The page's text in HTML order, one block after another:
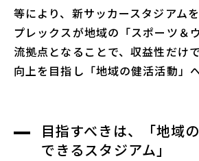
等により、新サッカースタジアム
プレックスが地域の「スポーツ＆
流拠点となることで、収益性だけ
向上を目指し「地域の健活活動」
目指すべきは、「地域
できるスタジアム」